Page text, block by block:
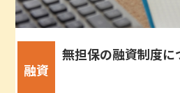
融資
無担保の融資制度に